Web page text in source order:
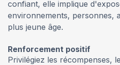
confiant, elle implique
environnements, personnes,
plus jeune âge.
Renforcement positif
Privilégiez les récompenses,